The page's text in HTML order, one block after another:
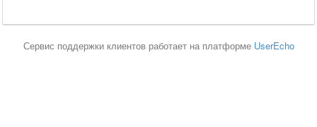
Сервис поддержки клиентов работает на платформе UserEcho